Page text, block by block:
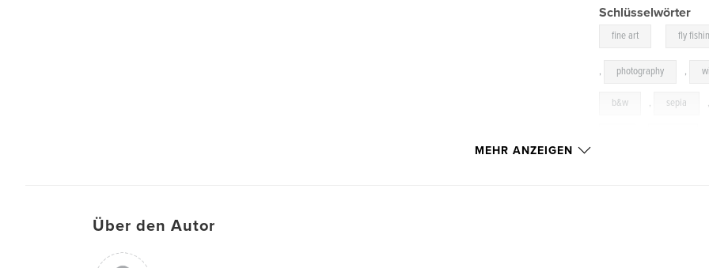
Schlüsselwörter
fine art fly
, photography ,
b&w , sepia ,
MEHR ANZEIGEN
Über den Autor